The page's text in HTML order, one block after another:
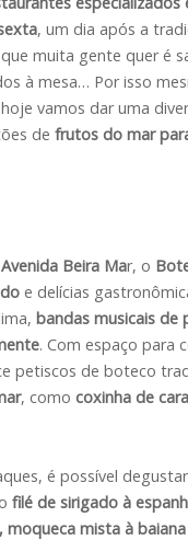
, um dia após a
muita gente quer é
à mesa… Por isso
vamos dar uma
de frutos do mar
Avenida Beira Mar, o
e delícias
bandas musicais de
. Com espaço para
petiscos de boteco
, como coxinha de
é possível
filé de sirigado à
moqueca mista à baiana